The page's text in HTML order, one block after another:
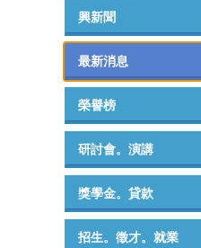
興新聞
最新消息
榮譽榜
研討會。演講
獎學金。貸款
招生。徵才。就業